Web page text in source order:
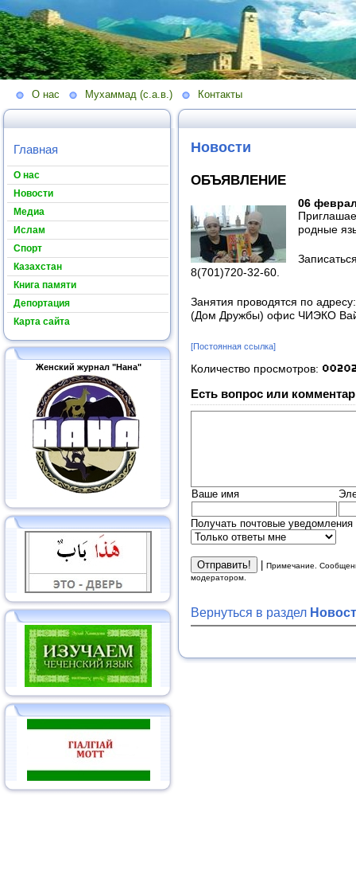
О нас Мухаммад (с.а.в.) Контакты
Главная
О нас
Новости
Медиа
Ислам
Спорт
Казахстан
Книга памяти
Депортация
Карта сайта
Женский журнал "Нана"
Новости
ОБЪЯВЛЕНИЕ
06
родные
8(701)720-32-60.
Занятия проводятся по
(Дом Дружбы) офис ЧИЭКО
[Постоянная ссылка]
Количество просмотров:
Есть вопрос или
Ваше имя
Получать почтовые уведомления
Примечание.
модератором.
Вернуться в раздел